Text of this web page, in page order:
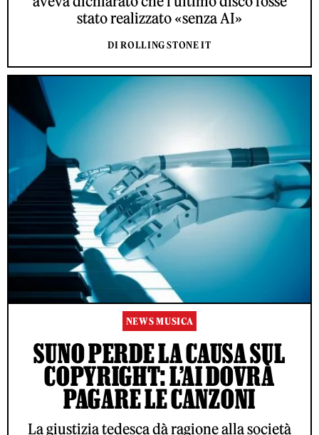
stato realizzato «senza AI»
DI ROLLING STONE IT
NEWS MUSICA
SUNO PERDE LA CAUSA SUL
COPYRIGHT: L’AI DOVRÀ
PAGARE LE CANZONI
La giustizia tedesca dà ragione alla società